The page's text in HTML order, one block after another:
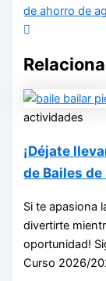
de ahorro de
actividades
¡Déjate
de Bailes
Si te apasiona
divertirte
oportunidad!
Curso 2026/